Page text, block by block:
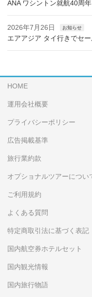
ANA ワシントン就航40周
2026年7月26日 お知らせ
エアアジア タイ行きでセ
HOME
運用会社概要
プライバシーポリシー
広告掲載基準
旅行業約款
オプショナルツアーについ
ご利用規約
よくある質問
特定商取引法に基づく表記
国内航空券ホテルセット
国内観光情報
国内旅行物語